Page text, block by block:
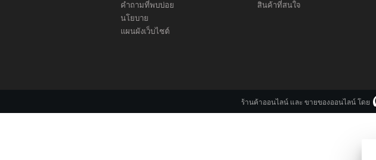
คำถามที่พบบ่อย
นโยบาย
แผนผังเว็บไซต์
สินค้าที่สนใจ
ร้านค้าออนไลน์ และ ขายของออนไลน์ โดย